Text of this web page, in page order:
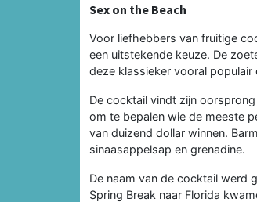
Sex on the Beach
Voor liefhebbers van fruitige
een uitstekende keuze. De
deze klassieker vooral populair
De cocktail vindt zijn
om te bepalen wie de meeste
van duizend dollar winnen.
sinaasappelsap en grenadine.
De naam van de cocktail werd
Spring Break naar Florida